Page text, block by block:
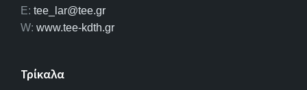
E: tee_lar@tee.gr
W: www.tee-kdth.gr
Τρίκαλα